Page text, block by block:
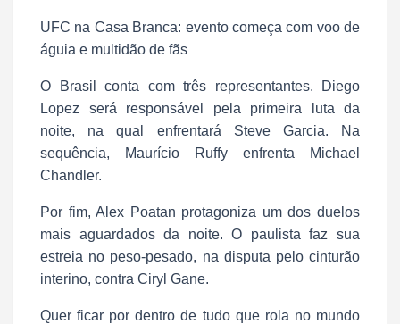
UFC na Casa Branca: evento começa com voo de
águia e multidão de fãs
O Brasil conta com três representantes. Diego
Lopez será responsável pela primeira luta da
noite, na qual enfrentará Steve Garcia. Na
sequência, Maurício Ruffy enfrenta Michael
Chandler.
Por fim, Alex Poatan protagoniza um dos duelos
mais aguardados da noite. O paulista faz sua
estreia no peso-pesado, na disputa pelo cinturão
interino, contra Ciryl Gane.
Quer ficar por dentro de tudo que rola no mundo